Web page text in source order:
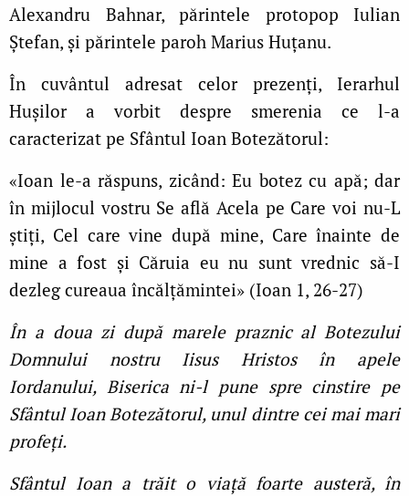
Alexandru Bahnar, părintele protopop Iulian
Ștefan, și părintele paroh Marius Huțanu.
În cuvântul adresat celor prezenți, Ierarhul
Hușilor a vorbit despre smerenia ce l-a
caracterizat pe Sfântul Ioan Botezătorul:
«Ioan le-a răspuns, zicând: Eu botez cu apă; dar
în mijlocul vostru Se află Acela pe Care voi nu-L
ştiţi, Cel care vine după mine, Care înainte de
mine a fost şi Căruia eu nu sunt vrednic să-I
dezleg cureaua încălţămintei» (Ioan 1, 26-27)
În a doua zi după marele praznic al Botezului
Domnului nostru Iisus Hristos în apele
Iordanului, Biserica ni-l pune spre cinstire pe
Sfântul Ioan Botezătorul, unul dintre cei mai mari
profeţi.
Sfântul Ioan a trăit o viaţă foarte austeră, în